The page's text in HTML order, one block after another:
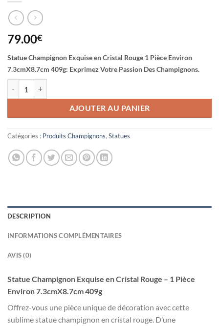
79.00€
Statue Champignon Exquise en Cristal Rouge 1 Pièce Environ
7.3cmX8.7cm 409g: Exprimez Votre Passion Des Champignons.
AJOUTER AU PANIER
Catégories : Produits Champignons, Statues
DESCRIPTION
INFORMATIONS COMPLÉMENTAIRES
AVIS (0)
Statue Champignon Exquise en Cristal Rouge – 1 Pièce
Environ 7.3cmX8.7cm 409g
Offrez-vous une pièce unique de décoration avec cette
sublime statue champignon en cristal rouge. D’une